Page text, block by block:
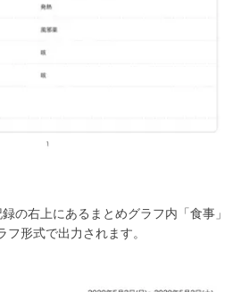
の右上にあるまとめグラフ内「食事」
形式で出力されます。